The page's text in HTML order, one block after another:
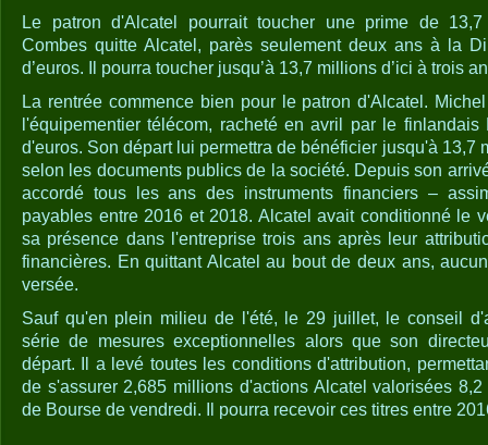
Le patron d'Alcatel pourrait toucher une prime de
Combes quitte Alcatel, parès seulement deux ans à la
d’euros. Il pourra toucher jusqu’à 13,7 millions d’ici à trois
La rentrée commence bien pour le patron d'Alcatel.
l'équipementier télécom, racheté en avril par le
d'euros. Son départ lui permettra de bénéficier jusqu'à 13,7
selon les documents publics de la société. Depuis son
accordé tous les ans des instruments financiers –
payables entre 2016 et 2018. Alcatel avait conditionné le
sa présence dans l'entreprise trois ans après leur
financières. En quittant Alcatel au bout de deux ans,
versée.
Sauf qu'en plein milieu de l'été, le 29 juillet, le conseil
série de mesures exceptionnelles alors que son
départ. Il a levé toutes les conditions d'attribution,
de s'assurer 2,685 millions d'actions Alcatel valorisées
de Bourse de vendredi. Il pourra recevoir ces titres entre